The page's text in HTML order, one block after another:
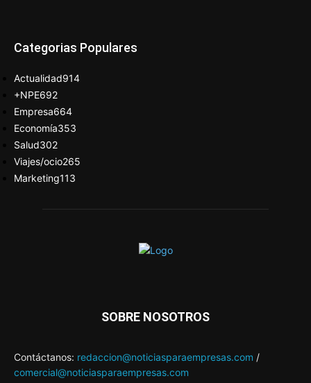
Categorias Populares
Actualidad914
+NPE692
Empresa664
Economía353
Salud302
Viajes/ocio265
Marketing113
SOBRE NOSOTROS
Contáctanos: redaccion@noticiasparaempresas.com /
comercial@noticiasparaempresas.com